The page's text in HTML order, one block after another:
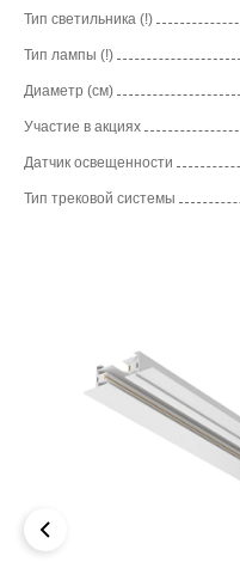
Тип светильника (!)
Тип лампы (!)
Диаметр (см)
Участие в акциях
Датчик освещенности
Тип трековой системы